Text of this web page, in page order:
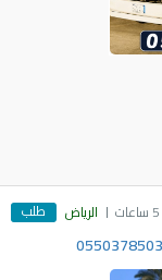
الرياض طلب